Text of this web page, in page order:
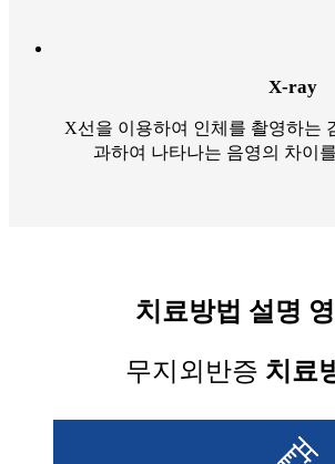
X-ray
X선을 이용하여 인체를 촬영하는
과하여 나타나는 음영의 차이
치료방법 설명
무지외반증 치료